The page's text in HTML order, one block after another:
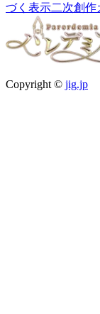
づく表示二次創作
Copyright © jig.jp